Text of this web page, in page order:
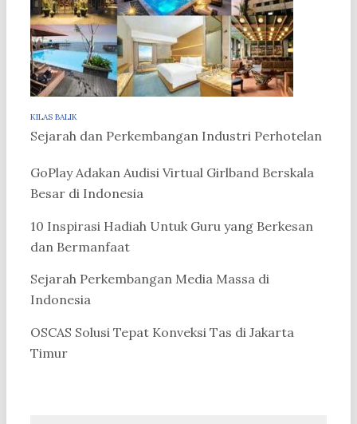
KILAS BALIK
Sejarah dan Perkembangan Industri Perhotelan
GoPlay Adakan Audisi Virtual Girlband Berskala
Besar di Indonesia
10 Inspirasi Hadiah Untuk Guru yang Berkesan
dan Bermanfaat
Sejarah Perkembangan Media Massa di
Indonesia
OSCAS Solusi Tepat Konveksi Tas di Jakarta
Timur